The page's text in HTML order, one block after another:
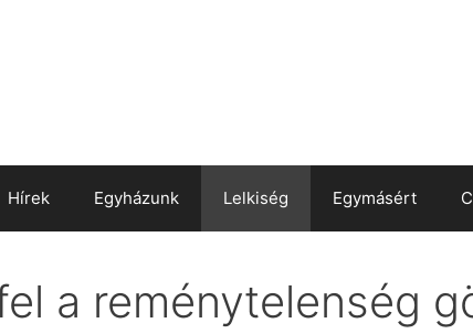
Hírek Egyházunk Lelkiség Egymásért
a reménytelenség